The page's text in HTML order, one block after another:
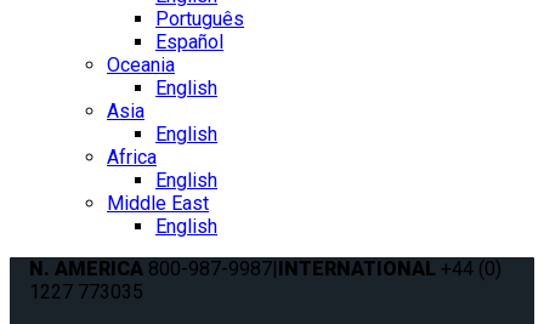
Português
Español
Oceania
English
Asia
English
Africa
English
Middle East
English
N. AMERICA 800-987-9987|INTERNATIONAL +44 (0)
1227 773035